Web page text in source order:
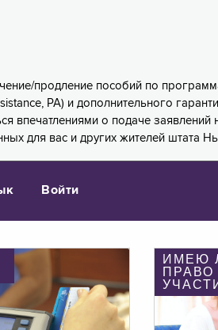
продление пособий по
PA) и дополнительного
впечатлениями о подаче заявлений
для вас и других жителей штата
Войти
ИМЕЮ
ПРАВО